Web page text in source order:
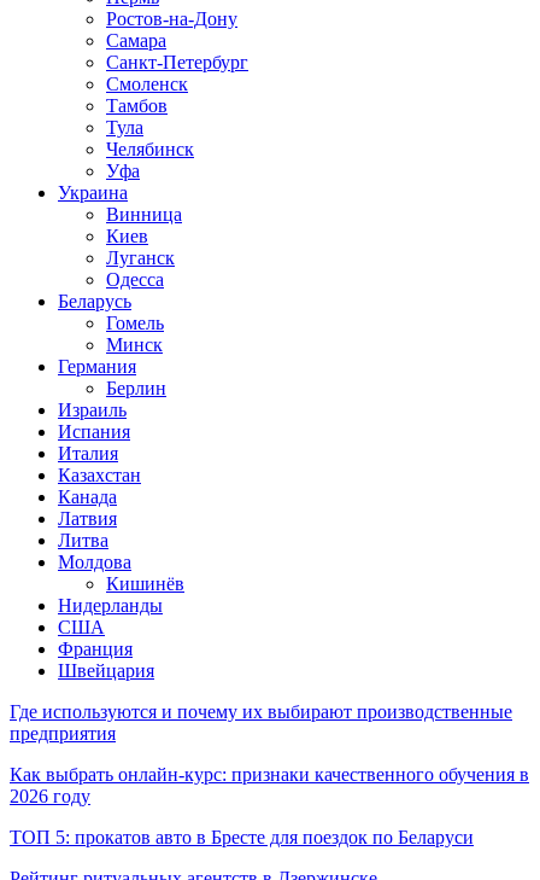
Ростов-на-Дону
Самара
Санкт-Петербург
Смоленск
Тамбов
Тула
Челябинск
Уфа
Украина
Винница
Киев
Луганск
Одесса
Беларусь
Гомель
Минск
Германия
Берлин
Израиль
Испания
Италия
Казахстан
Канада
Латвия
Литва
Молдова
Кишинёв
Нидерланды
США
Франция
Швейцария
Где используются и почему их выбирают производственные
предприятия
Как выбрать онлайн-курс: признаки качественного обучения в
2026 году
ТОП 5: прокатов авто в Бресте для поездок по Беларуси